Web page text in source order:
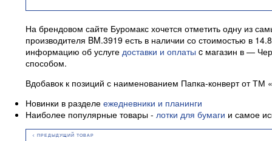
На брендовом сайте Буромакс хочется отметить одну из
производителя BM.3919 есть в наличии со стоимостью в
информацию об услуге доставки и оплаты c магазин в —
способом.
Вдобавок к позиций с наименованием Папка-конверт от ТМ
Новинки в разделе ежедневники и планинги
Наиболее популярные товары - лотки для бумаги и самое